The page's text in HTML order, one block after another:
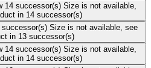
14 successor(s) Size is not available,
in 14 successor(s)
Size is not available, see
in 13 successor(s)
14 successor(s) Size is not available,
in 14 successor(s)